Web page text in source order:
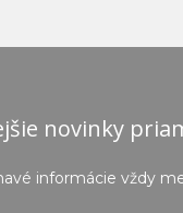
novinky
informácie vždy